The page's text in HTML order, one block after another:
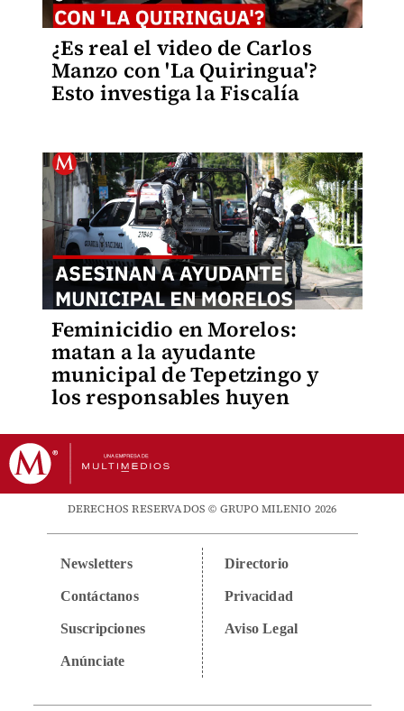
¿Es real el video de Carlos
Manzo con 'La Quiringua'?
Esto investiga la Fiscalía
Feminicidio en Morelos:
matan a la ayudante
municipal de Tepetzingo y
los responsables huyen
DERECHOS RESERVADOS © GRUPO MILENIO 2026
Newsletters
Contáctanos
Suscripciones
Anúnciate
Directorio
Privacidad
Aviso Legal